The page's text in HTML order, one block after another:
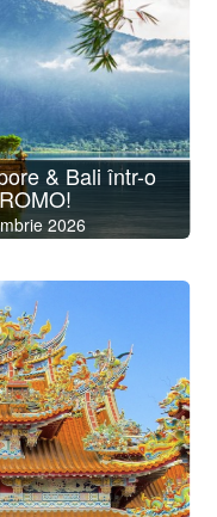
& Bali într-o
2026